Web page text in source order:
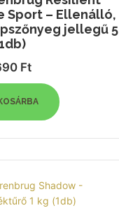
Sport – Ellenálló,
jellegű 5
Ft